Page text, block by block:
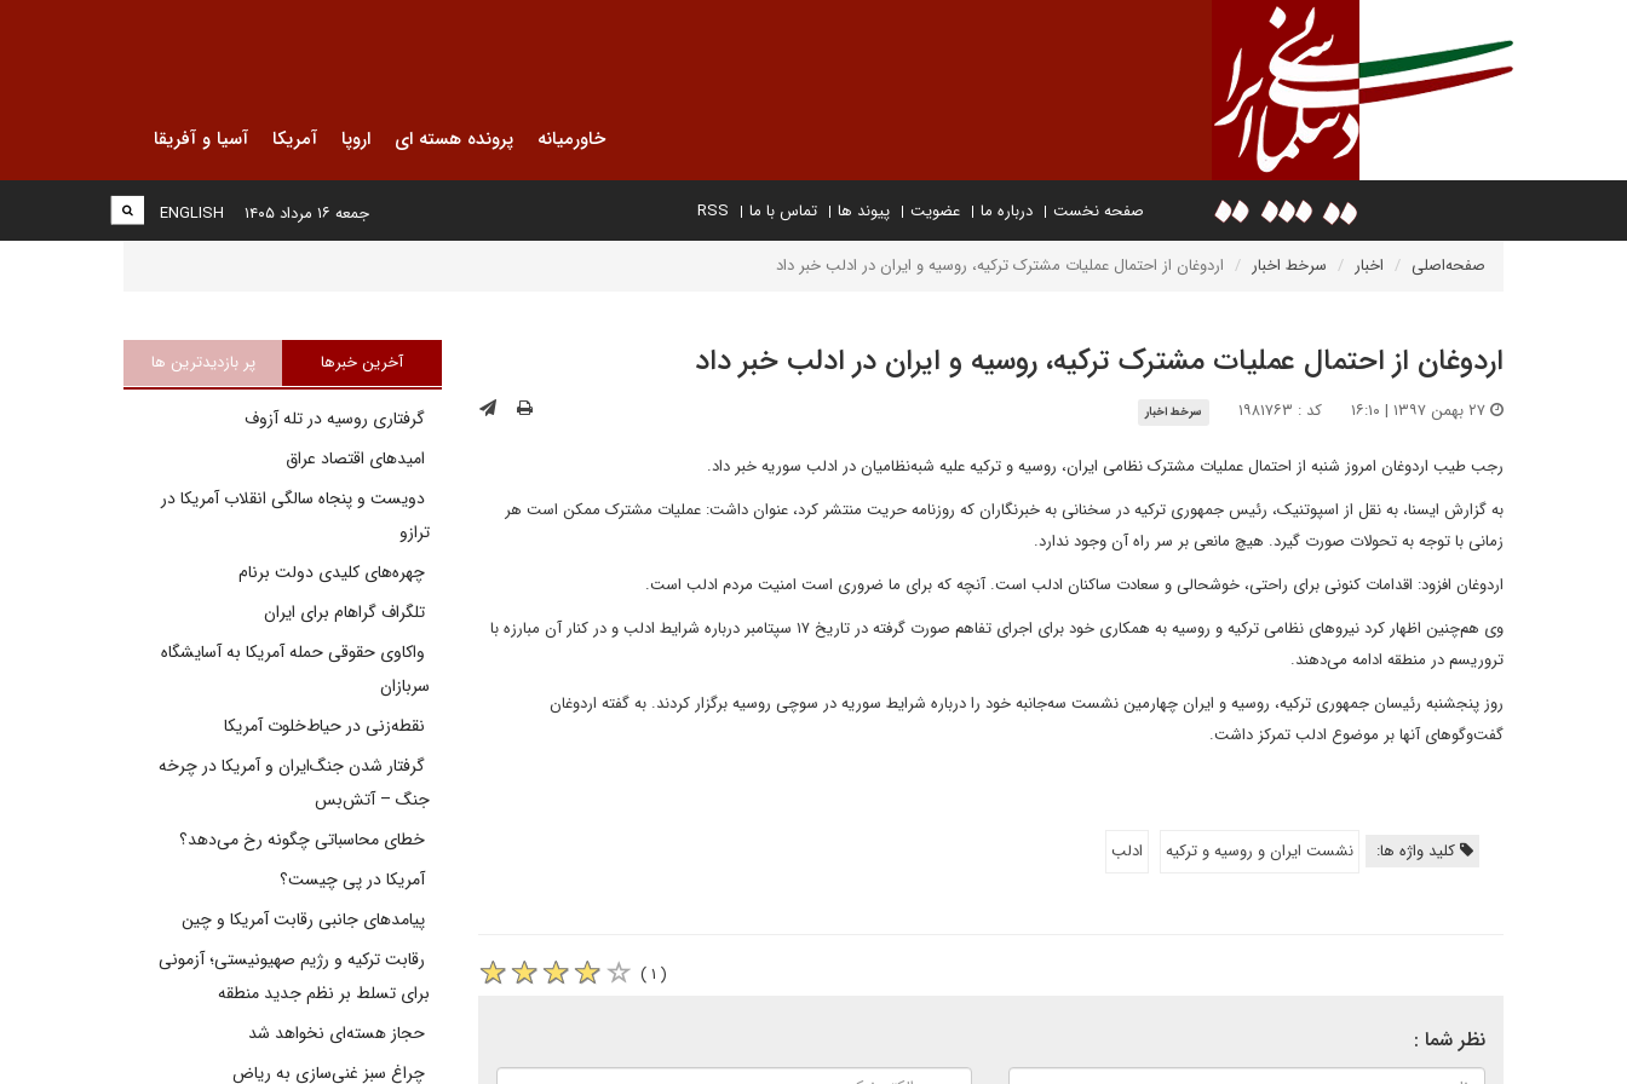
خاورمیانه پرونده هسته ای اروپا آمریکا آسیا و آفریقا
صفحه نخست درباره ما عضویت پیوند ها تماس با ما RSS
ENGLISH جمعه ۱۶ مرداد ۱۴۰۵
صفحه‌اصلی اخبار سرخط اخبار اردوغان از احتمال عملیات مشترک ترکیه، روسیه و ایران در ادلب خبر داد
اردوغان از احتمال عملیات مشترک ترکیه، روسیه و ایران در ادلب خبر داد
کد : ۱۹۸۱۷۶۳ سرخط اخبار
رجب طیب اردوغان امروز شنبه از احتمال عملیات مشترک نظامی ایران، روسیه و ترکیه علیه شبه‌نظامیان در ادلب سوریه خبر داد.
به گزارش ایسنا، به نقل از اسپوتنیک، رئیس جمهوری ترکیه در سخنانی به خبرنگاران که روزنامه حریت منتشر کرد، عنوان داشت: عملیات مشترک ممکن است هر
زمانی با توجه به تحولات صورت گیرد. هیچ مانعی بر سر راه آن وجود ندارد.
اردوغان افزود: اقدامات کنونی برای راحتی، خوشحالی و سعادت ساکنان ادلب است. آنچه که برای ما ضروری است امنیت مردم ادلب است.
وی هم‌چنین اظهار کرد نیروهای نظامی ترکیه و روسیه به همکاری خود برای اجرای تفاهم صورت گرفته در تاریخ ۱۷ سپتامبر درباره شرایط ادلب و در کنار آن مبارزه با
تروریسم در منطقه ادامه می‌دهند.
روز پنجشنبه رئیسان جمهوری ترکیه، روسیه و ایران چهارمین نشست سه‌جانبه خود را درباره شرایط سوریه در سوچی روسیه برگزار کردند. به گفته اردوغان
گفت‌وگوهای آنها بر موضوع ادلب تمرکز داشت.
کلید واژه ها: نشست ایران و روسیه و ترکیه ادلب
( ۱ )
نظر شما :
آخرین خبرها پر بازدیدترین ها
گرفتاری روسیه در تله آزوف
امیدهای اقتصاد عراق
دویست و پنجاه سالگی انقلاب آمریکا در
ترازو
چهره‌های کلیدی دولت برنام
تلگراف گراهام برای ایران
واکاوی حقوقی حمله آمریکا به آسایشگاه
سربازان
نقطه‌زنی در حیاط‌خلوت آمریکا
گرفتار شدن جنگ‌ایران و آمریکا در چرخه
جنگ – آتش‌بس
خطای محاسباتی چگونه رخ می‌دهد؟
آمریکا در پی چیست؟
پیامدهای جانبی رقابت آمریکا و چین
رقابت ترکیه و رژیم صهیونیستی؛ آزمونی
برای تسلط بر نظم جدید منطقه
حجاز هسته‌ای نخواهد شد
چراغ سبز غنی‌سازی به ریاض